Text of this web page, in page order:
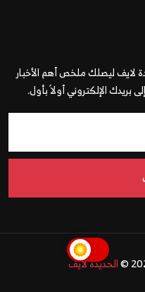
لايف ليصلك ملخص أهم الأخبار
بريدك الإلكتروني أولاً بأول.
الحديدة لايف